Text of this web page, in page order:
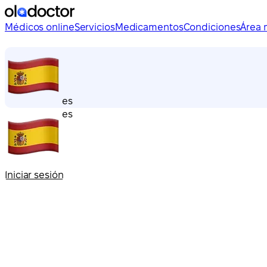
Médicos onlineServiciosMedicamentosCondicionesÁrea
es
es
Iniciar sesión